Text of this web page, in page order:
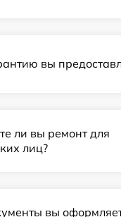
вы
ли вы ремонт для
лиц?
вы